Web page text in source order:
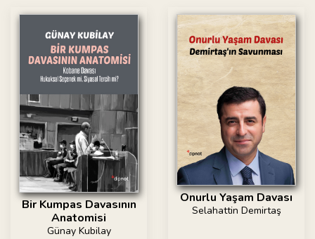
Bir Kumpas Davasının
Anatomisi
Günay Kubilay
Onurlu Yaşam Davası
Selahattin Demirtaş